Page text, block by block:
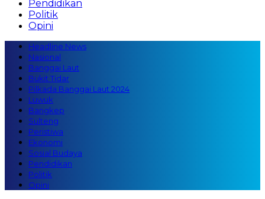
Pendidikan
Politik
Opini
Headline News
Nasional
Banggai Laut
Bukit Tidar
Pilkada Banggai Laut 2024
Luwuk
Bangkep
Sulteng
Peristiwa
Ekonomi
Sosial Budaya
Pendidikan
Politik
Opini